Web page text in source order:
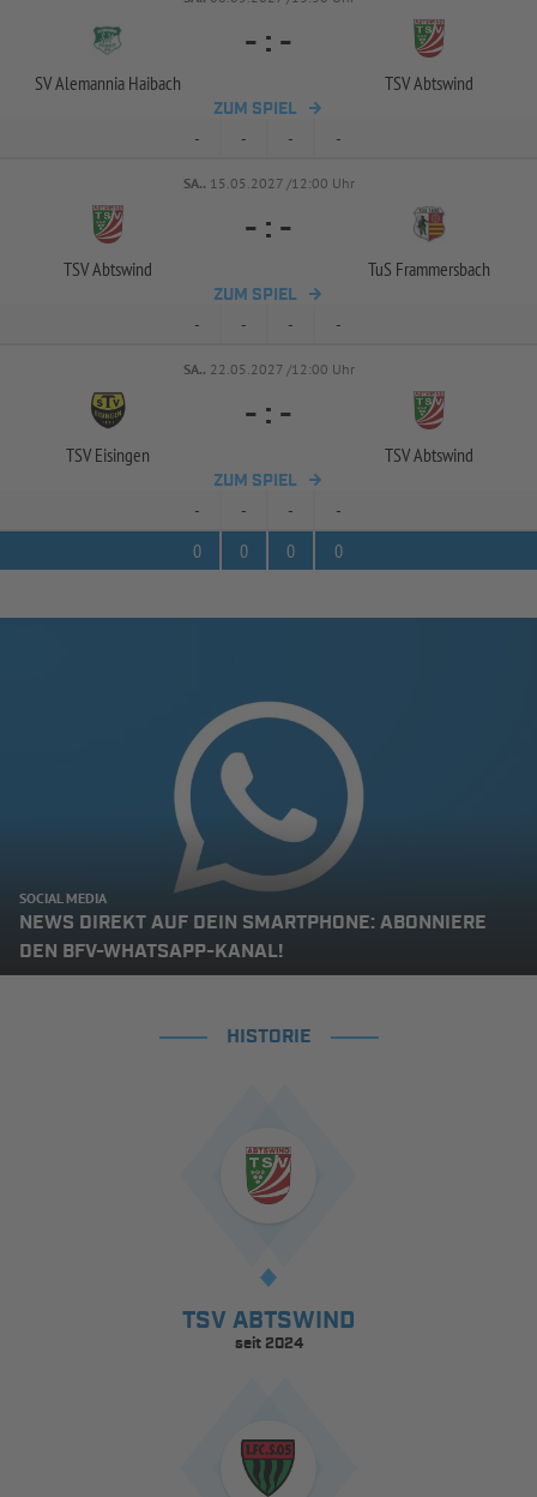
SV Alemannia Haibach
- : -
TSV Abtswind
ZUM SPIEL
- - - -
SA.. 15.05.2027 /12:00 Uhr
TSV Abtswind
- : -
TuS Frammersbach
ZUM SPIEL
- - - -
SA.. 22.05.2027 /12:00 Uhr
TSV Eisingen
- : -
TSV Abtswind
ZUM SPIEL
- - -
-
0
0 0 0
SOCIAL MEDIA
NEWS DIREKT AUF DEIN SMARTPHONE: ABONNIERE
DEN BFV-WHATSAPP-KANAL!
HISTORIE
TSV ABTSWIND
seit 2024